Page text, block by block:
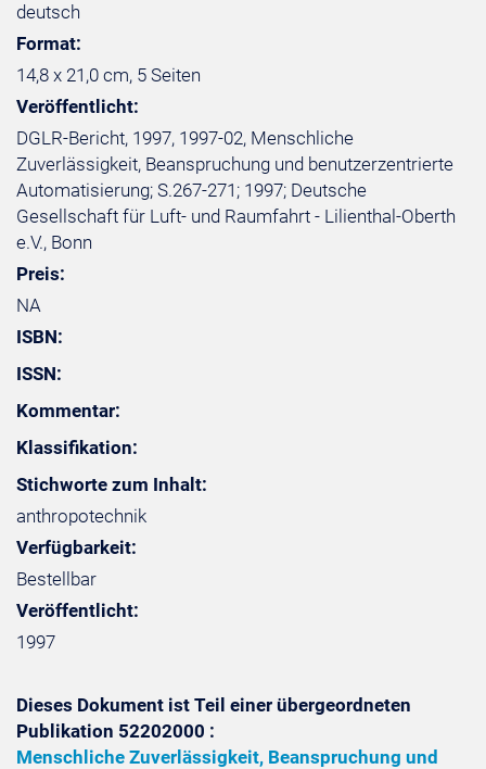
deutsch
Format:
14,8 x 21,0 cm, 5 Seiten
Veröffentlicht:
DGLR-Bericht, 1997, 1997-02, Menschliche
Zuverlässigkeit, Beanspruchung und benutzerzentrierte
Automatisierung; S.267-271; 1997; Deutsche
Gesellschaft für Luft- und Raumfahrt - Lilienthal-Oberth
e.V., Bonn
Preis:
NA
ISBN:
ISSN:
Kommentar:
Klassifikation:
Stichworte zum Inhalt:
anthropotechnik
Verfügbarkeit:
Bestellbar
Veröffentlicht:
1997
Dieses Dokument ist Teil einer übergeordneten
Publikation 52202000 :
Menschliche Zuverlässigkeit, Beanspruchung und